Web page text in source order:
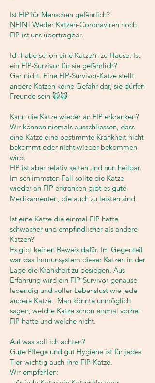
Ist FIP für Menschen gefährlich?
NEIN! Weder Katzen-Coronaviren noch
FIP ist uns übertragbar.
Ich habe schon eine Katze/n zu Hause. Ist
ein FIP-Survivor für sie gefährlich?
Gar nicht. Eine FIP-Survivor-Katze stellt
andere Katzen keine Gefahr dar, sie dürfen
Freunde sein 😺😺
Kann die Katze wieder an FIP erkranken?
Wir können niemals ausschliessen, dass
eine Katze eine bestimmte Krankheit nicht
bekommt oder nicht wieder bekommen
wird.
FIP ist aber relativ selten und nun heilbar.
Im schlimmsten Fall sollte die Katze
wieder an FIP erkranken gibt es gute
Medikamenten, die auch zu leisten sind.
Ist eine Katze die einmal FIP hatte
schwacher und empfindlicher als andere
Katzen?
Es gibt keinen Beweis dafür. Im Gegenteil
war das Immunsystem dieser Katzen in der
Lage die Krankheit zu besiegen. Aus
Erfahrung wird ein FIP-Survivor genauso
lebendig und voller Lebenslust wie jede
andere Katze. Man könnte unmöglich
sagen, welche Katze schon einmal vorher
FIP hatte und welche nicht.
Auf was soll ich achten?
Gute Pflege und gut Hygiene ist für jedes
Tier wichtig auch ihre FIP-Katze.
Wir empfehlen: